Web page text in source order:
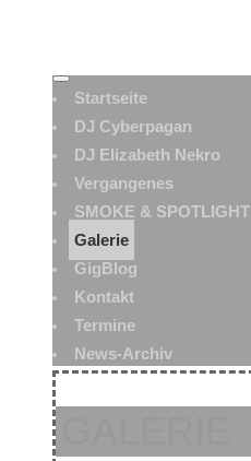
Startseite
DJ Cyberpagan
DJ Elizabeth Nekro
Vergangenes
SMOKE & SPOTLIGHT
Galerie
GigBlog
Kontakt
Termine
News-Archiv